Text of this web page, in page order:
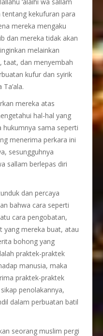
kekufuran para
mereka mengaku
dan mereka tidak akan
melainkan
taat, dan menyembah
kufur dan syirik
mereka atas
hal-hal yang
hukumnya sama seperti
menerima perkara ini
sesungguhnya
sallam berlepas diri
dan percaya
bahwa cara seperti
cara pengobatan,
yang mereka buat, atau
bohong yang
praktek-praktek
manusia, maka
praktek-praktek
penolakannya,
dalam perbuatan batil
seorang muslim pergi